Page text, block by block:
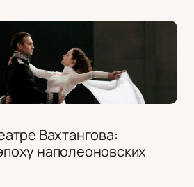
Вахтангова:
наполеоновских